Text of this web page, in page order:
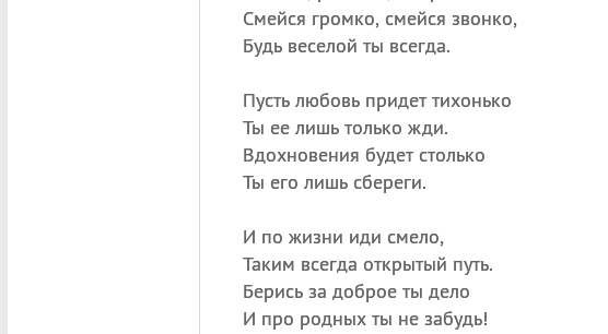
Смейся громко, смейся звонко,
Будь веселой ты всегда.
Пусть любовь придет тихонько
Ты ее лишь только жди.
Вдохновения будет столько
Ты его лишь сбереги.
И по жизни иди смело,
Таким всегда открытый путь.
Берись за доброе ты дело
И про родных ты не забудь!